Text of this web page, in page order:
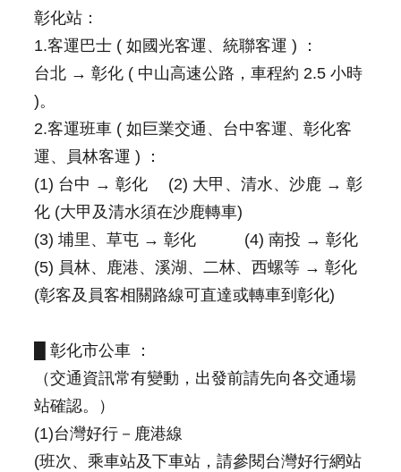
彰化站：
1.客運巴士 ( 如國光客運、統聯客運 ) ：
台北 → 彰化 ( 中山高速公路，車程約 2.5 小時
)。
2.客運班車 ( 如巨業交通、台中客運、彰化客
運、員林客運 ) ：
(1) 台中 → 彰化 (2) 大甲、清水、沙鹿 → 彰
化 (大甲及清水須在沙鹿轉車)
(3) 埔里、草屯 → 彰化 (4) 南投 → 彰化
(5) 員林、鹿港、溪湖、二林、西螺等 → 彰化
(彰客及員客相關路線可直達或轉車到彰化)
█ 彰化市公車 ：
（交通資訊常有變動，出發前請先向各交通場
站確認。）
(1)台灣好行－鹿港線
(班次、乘車站及下車站，請參閱台灣好行網站